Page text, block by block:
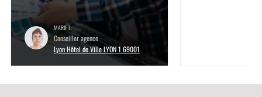
MARIE L.
Conseiller agence
Lyon Hôtel de Ville LYON 1 69001